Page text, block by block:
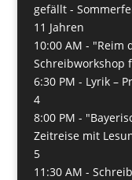
gefällt -
11 Jahren
10:00 AM - "Reim
Schreibworkshop
6:30 PM - Lyrik –
4
8:00 PM -
Zeitreise mit
5
11:30 AM -